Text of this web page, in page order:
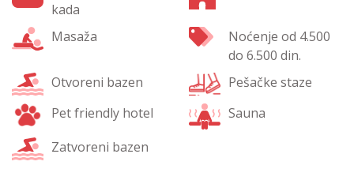
kada
Masaža
Noćenje od 4.500
do 6.500 din.
Otvoreni bazen
Pešačke staze
Pet friendly hotel
Sauna
Zatvoreni bazen